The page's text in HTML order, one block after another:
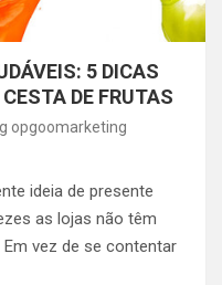
5 DICAS
DE FRUTAS
opgoomarketing
ideia de presente
as lojas não têm
vez de se contentar